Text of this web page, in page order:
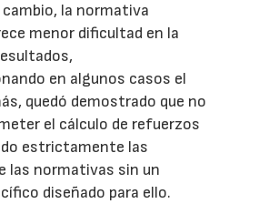
la normativa
menor dificultad en la
en algunos casos el
quedó demostrado que no
el cálculo de refuerzos
estrictamente las
las normativas sin un
diseñado para ello.